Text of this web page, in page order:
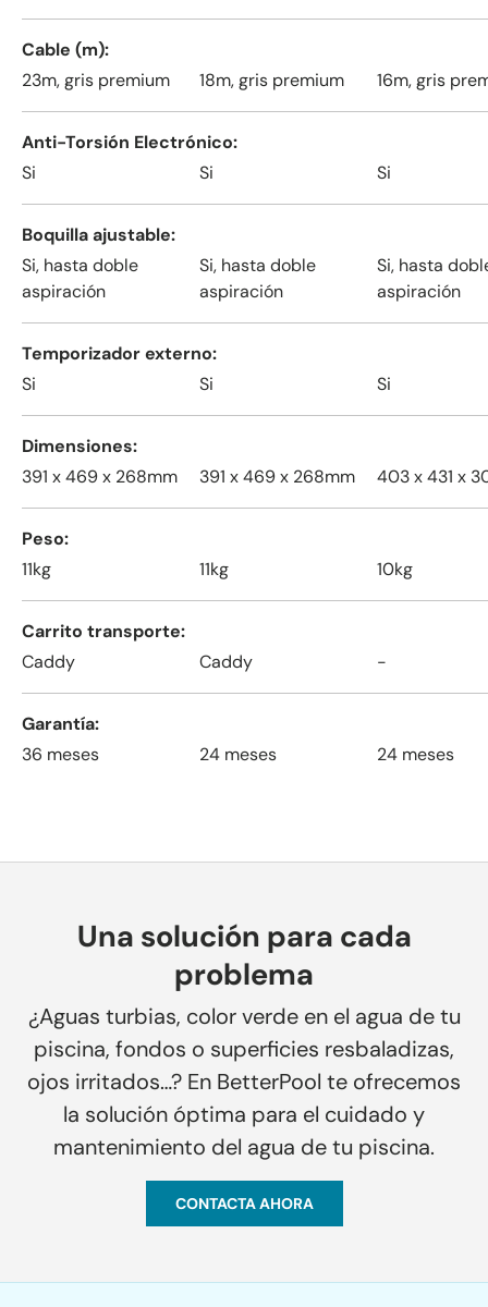
Cable (m)
23m, gris premium
18m, gris premium 16m, gris
Anti-Torsión Electrónico
Si
Si Si
Boquilla ajustable
Si, hasta doble
aspiración
Si, hasta doble
aspiración
Si, hasta
aspiración
Temporizador externo
Si
Si Si
Dimensiones
391 x 469 x 268mm
391 x 469 x 268mm 403 x 431 x
Peso
11kg
11kg 10kg
Carrito transporte
Caddy
Caddy -
Garantía
36 meses
24 meses 24 meses
Una solución para cada
problema
¿Aguas turbias, color verde en el agua de tu
piscina, fondos o superficies resbaladizas,
ojos irritados…? En BetterPool te ofrecemos
la solución óptima para el cuidado y
mantenimiento del agua de tu piscina.
CONTACTA AHORA